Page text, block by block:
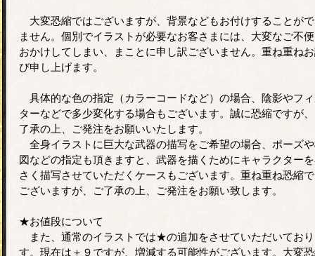
大変恐縮ではございますが、背景などもお付けすることが
ません。個別でイラストが必要なお客さまには、大変なご不
おかけしてしまい、まことに申し訳ございません。重ね重ね
び申し上げます。
具体的な色の指定（カラーコードなど）の場合、陰影やフ
ターなどで多少変化する場合もございます。誠に恐縮ですが
了承の上、ご発注をお願いいたします。
全身イラストに巨大な武器の描写をご希望の場合、ポーズ
図などの指定も頂きますと、武器を描くためにキャラクター
さく描写させていただくケースもございます。重ね重ね恐縮
ございますが、ご了承の上、ご発注をお願い致します。
★お値段について
また、通常のイラストでは★の追加をさせていただいてお
す。現在は＋９ですが、増減する可能性がございます。大変